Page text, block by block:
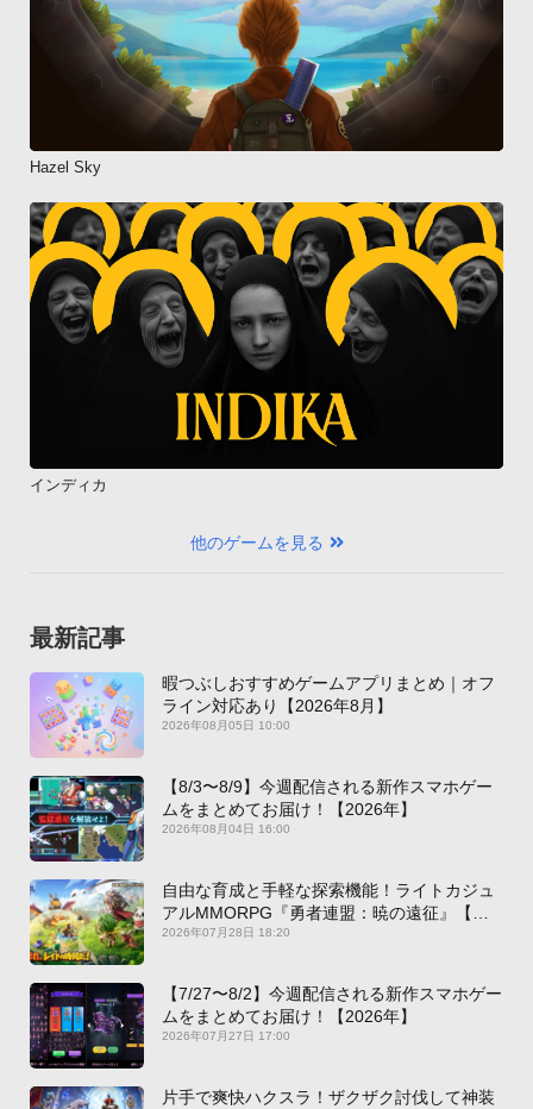
Hazel Sky
インディカ
他のゲームを見る
最新記事
暇つぶしおすすめゲームアプリまとめ｜オフ
ライン対応あり【2026年8月】
2026年08月05日 10:00
【8/3〜8/9】今週配信される新作スマホゲー
ムをまとめてお届け！【2026年】
2026年08月04日 16:00
自由な育成と手軽な探索機能！ライトカジュ
アルMMORPG『勇者連盟：暁の遠征』【最
新作PICKUP】
2026年07月28日 18:20
【7/27〜8/2】今週配信される新作スマホゲー
ムをまとめてお届け！【2026年】
2026年07月27日 17:00
片手で爽快ハクスラ！ザクザク討伐して神装